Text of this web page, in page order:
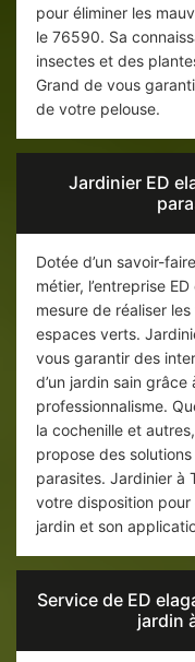
pour éliminer les
le 76590. Sa
insectes et des
Grand de vous
de votre pelouse.
Jardinier ED
Dotée d’un savoir-
métier, l’entreprise
mesure de réaliser
espaces verts.
vous garantir des
d’un jardin sain
professionnalisme.
la cochenille et
propose des
parasites. Jardinier à
votre disposition
jardin et son
Service de ED
jardin